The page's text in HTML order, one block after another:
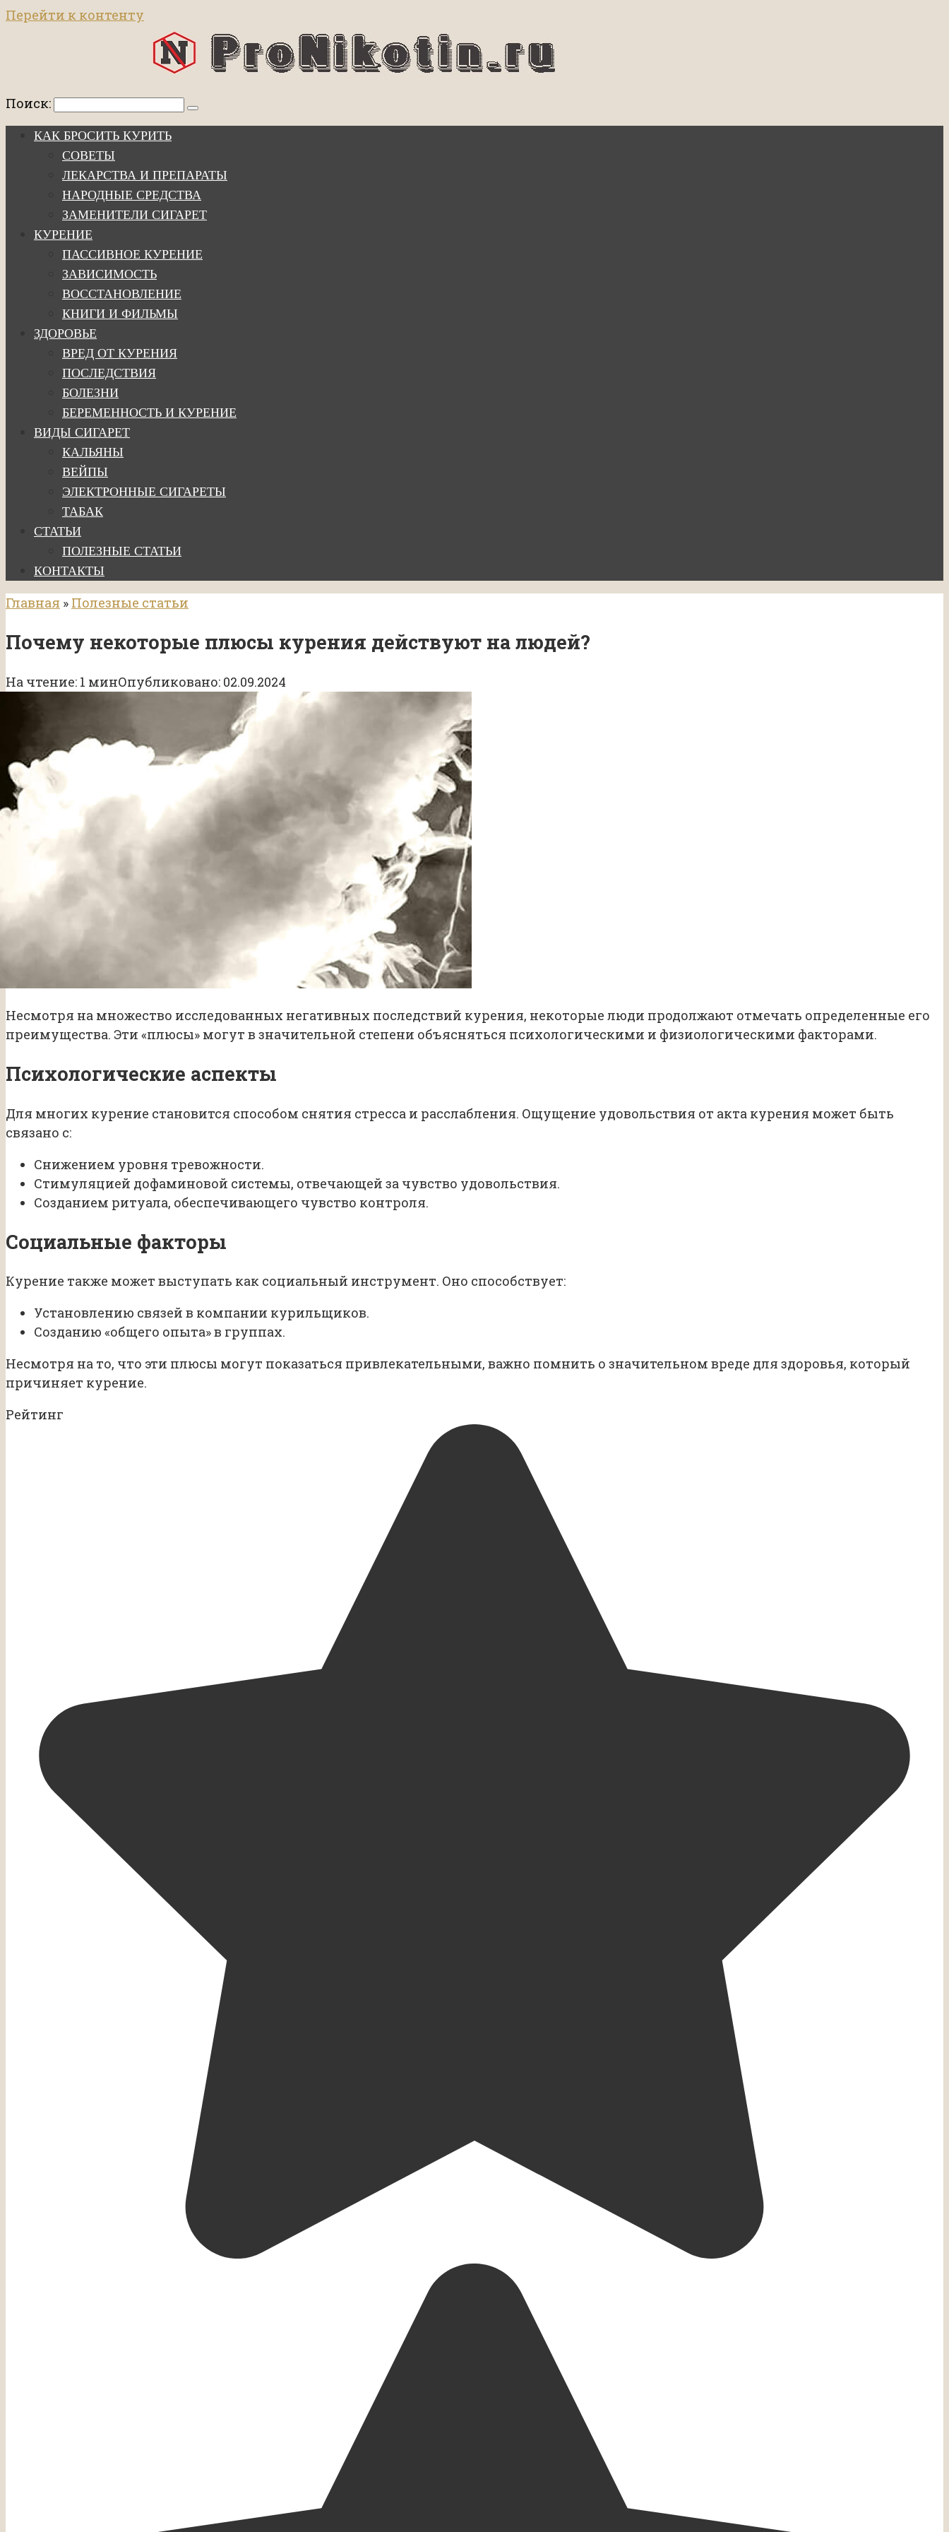
Перейти к контенту
Поиск:
КАК БРОСИТЬ КУРИТЬ
СОВЕТЫ
ЛЕКАРСТВА И ПРЕПАРАТЫ
НАРОДНЫЕ СРЕДСТВА
ЗАМЕНИТЕЛИ СИГАРЕТ
КУРЕНИЕ
ПАССИВНОЕ КУРЕНИЕ
ЗАВИСИМОСТЬ
ВОССТАНОВЛЕНИЕ
КНИГИ И ФИЛЬМЫ
ЗДОРОВЬЕ
ВРЕД ОТ КУРЕНИЯ
ПОСЛЕДСТВИЯ
БОЛЕЗНИ
БЕРЕМЕННОСТЬ И КУРЕНИЕ
ВИДЫ СИГАРЕТ
КАЛЬЯНЫ
ВЕЙПЫ
ЭЛЕКТРОННЫЕ СИГАРЕТЫ
ТАБАК
СТАТЬИ
ПОЛЕЗНЫЕ СТАТЬИ
КОНТАКТЫ
Главная » Полезные статьи
Почему некоторые плюсы курения действуют на людей?
На чтение: 1 минОпубликовано: 02.09.2024
Несмотря на множество исследованных негативных последствий курения, некоторые люди продолжают отмечать определенные его
преимущества. Эти «плюсы» могут в значительной степени объясняться психологическими и физиологическими факторами.
Психологические аспекты
Для многих курение становится способом снятия стресса и расслабления. Ощущение удовольствия от акта курения может быть
связано с:
Снижением уровня тревожности.
Стимуляцией дофаминовой системы, отвечающей за чувство удовольствия.
Созданием ритуала, обеспечивающего чувство контроля.
Социальные факторы
Курение также может выступать как социальный инструмент. Оно способствует:
Установлению связей в компании курильщиков.
Созданию «общего опыта» в группах.
Несмотря на то, что эти плюсы могут показаться привлекательными, важно помнить о значительном вреде для здоровья, который
причиняет курение.
Рейтинг